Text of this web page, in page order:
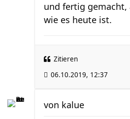
und fertig gemacht,
wie es heute ist.
Zitieren
06.10.2019, 12:37
von kalue